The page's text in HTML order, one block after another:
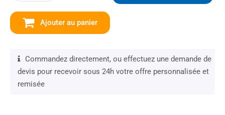
Ajouter au panier
Commandez directement, ou effectuez une demande de
devis pour recevoir sous 24h votre offre personnalisée et
remisée